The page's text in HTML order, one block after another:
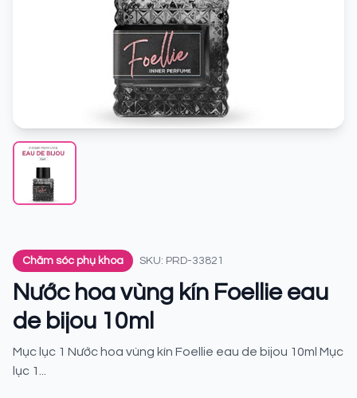
Chăm sóc phụ khoa SKU: PRD-33821
Nước hoa vùng kín Foellie eau
de bijou 10ml
Mục lục 1 Nước hoa vùng kín Foellie eau de bijou 10ml Mục
lục 1...